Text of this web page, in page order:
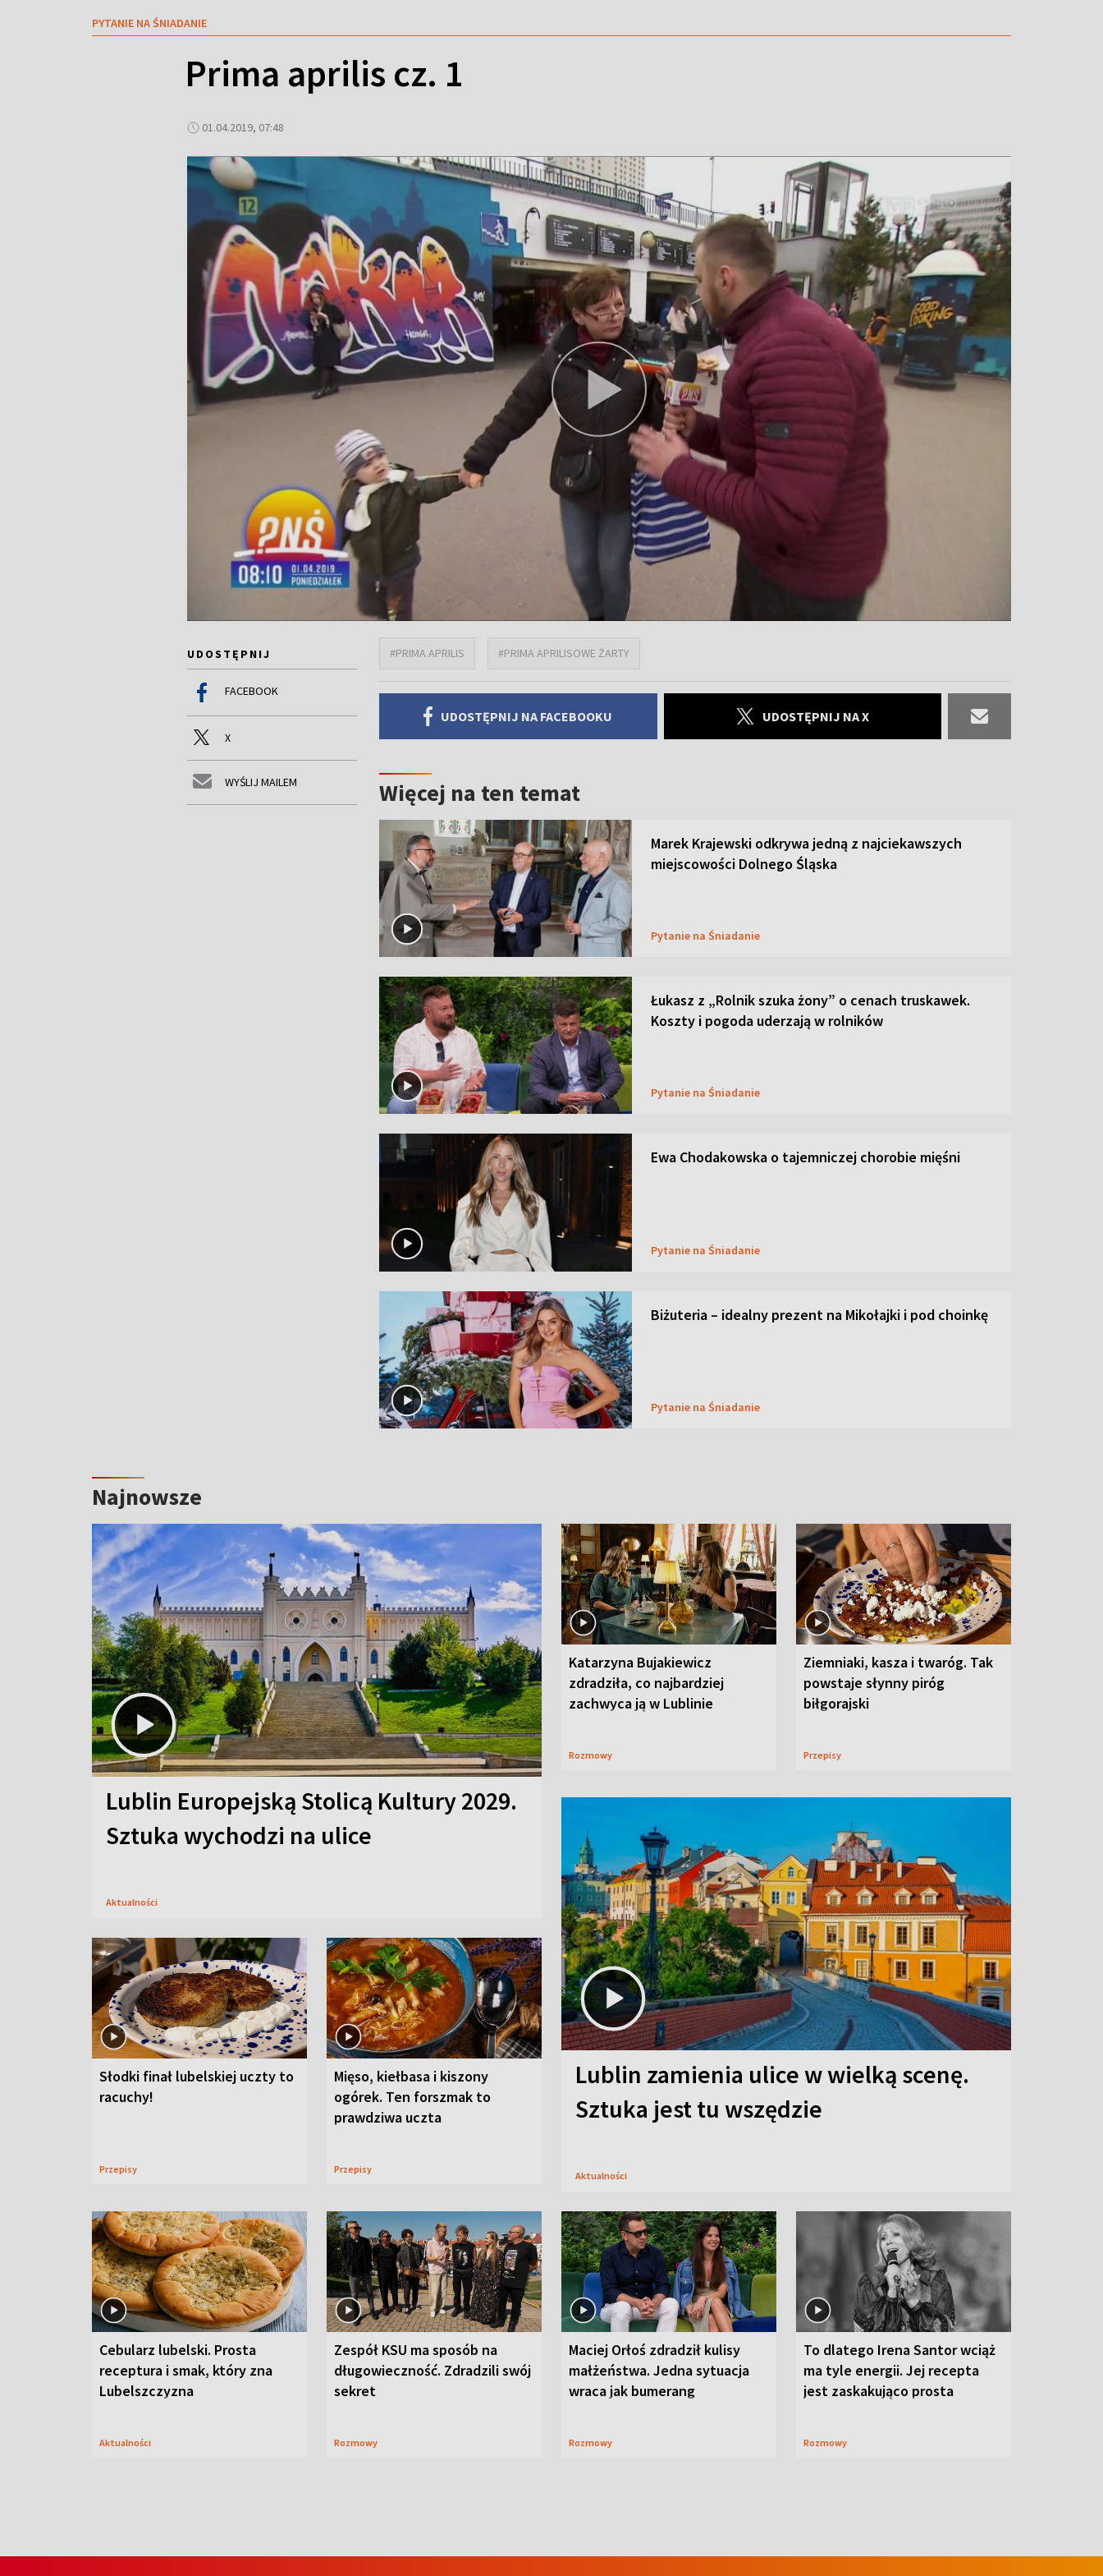
PYTANIE NA ŚNIADANIE
Prima aprilis cz. 1
01.04.2019, 07:48
UDOSTĘPNIJ
FACEBOOK
X
WYŚLIJ MAILEM
#PRIMA APRILIS #PRIMA APRILISOWE ŻARTY
UDOSTĘPNIJ NA FACEBOOKU UDOSTĘPNIJ NA X
Więcej na ten temat
Marek Krajewski odkrywa jedną z najciekawszych
miejscowości Dolnego Śląska
Pytanie na Śniadanie
Łukasz z „Rolnik szuka żony” o cenach truskawek.
Koszty i pogoda uderzają w rolników
Pytanie na Śniadanie
Ewa Chodakowska o tajemniczej chorobie mięśni
Pytanie na Śniadanie
Biżuteria – idealny prezent na Mikołajki i pod choinkę
Pytanie na Śniadanie
Najnowsze
Lublin Europejską Stolicą Kultury 2029.
Sztuka wychodzi na ulice
Aktualności
Katarzyna Bujakiewicz
zdradziła, co najbardziej
zachwyca ją w Lublinie
Rozmowy
Ziemniaki, kasza i twaróg. Tak
powstaje słynny piróg
biłgorajski
Przepisy
Słodki finał lubelskiej uczty to
racuchy!
Przepisy
Mięso, kiełbasa i kiszony
ogórek. Ten forszmak to
prawdziwa uczta
Przepisy
Lublin zamienia ulice w wielką scenę.
Sztuka jest tu wszędzie
Aktualności
Cebularz lubelski. Prosta
receptura i smak, który zna
Lubelszczyzna
Aktualności
Zespół KSU ma sposób na
długowieczność. Zdradzili swój
sekret
Rozmowy
Maciej Orłoś zdradził kulisy
małżeństwa. Jedna sytuacja
wraca jak bumerang
Rozmowy
To dlatego Irena Santor wciąż
ma tyle energii. Jej recepta
jest zaskakująco prosta
Rozmowy